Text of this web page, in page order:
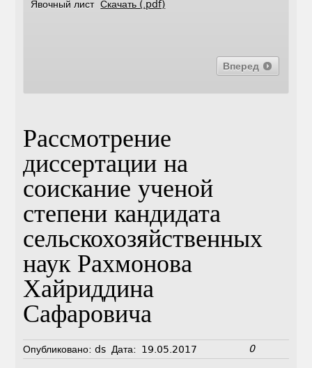
Явочный листСкачать (.pdf)
Вперед
Рассмотрение
диссертации на
соискание ученой
степени кандидата
сельскохозяйственных
наук Рахмонова
Хайриддина
Сафаровича
Опубликовано: ds Дата: 19.05.2017 0